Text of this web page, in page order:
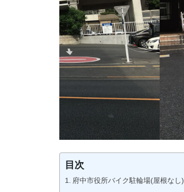
目次
府中市役所バイク駐輪場(屋根なし)